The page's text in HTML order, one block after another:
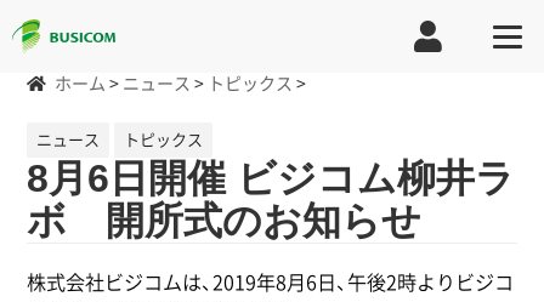
ホーム > ニュース > トピックス >
ニュース トピックス
8月6日開催 ビジコム柳井ラ
ボ 開所式のお知らせ
株式会社ビジコムは、2019年8月6日、午後2時よりビジコ